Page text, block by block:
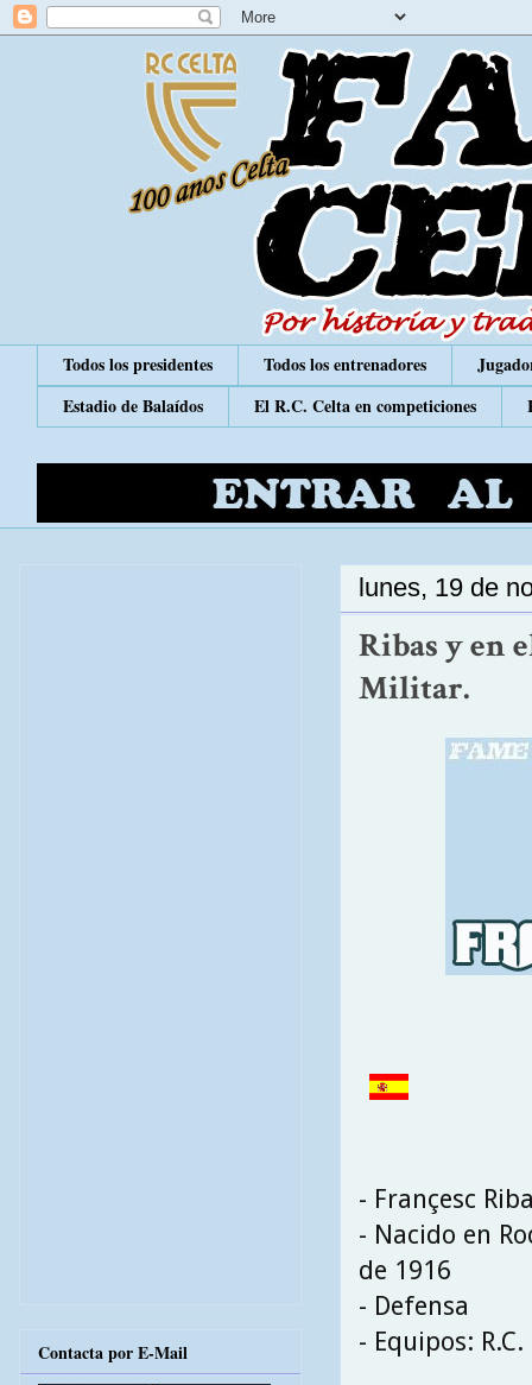
Todos los presidentes Todos los entrenadores
Estadio de Balaídos
El R.C. Celta en competiciones
lunes, 19 de
Ribas y en
Militar.
- Françesc
- Nacido en
de 1916
- Defensa
- Equipos:
Contacta por E-Mail